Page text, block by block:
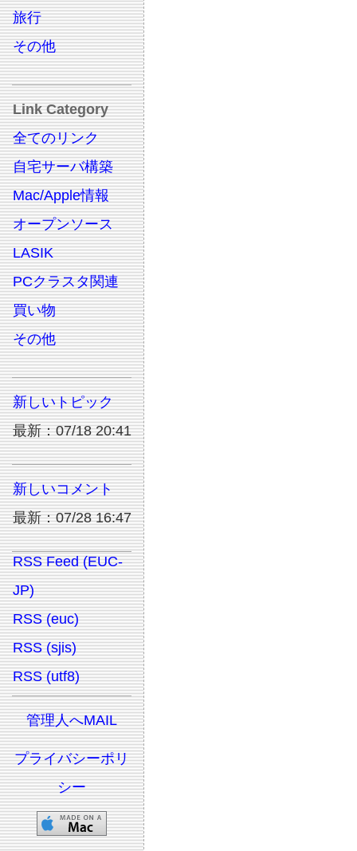
旅行
その他
Link Category
全てのリンク
自宅サーバ構築
Mac/Apple情報
オープンソース
LASIK
PCクラスタ関連
買い物
その他
新しいトピック
最新：07/18 20:41
新しいコメント
最新：07/28 16:47
RSS Feed (EUC-
JP)
RSS (euc)
RSS (sjis)
RSS (utf8)
管理人へMAIL
プライバシーポリ
シー